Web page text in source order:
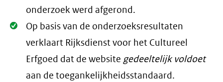
onderzoek werd afgerond.
Oké.
Op basis van de onderzoeksresultaten
verklaart Rijksdienst voor het Cultureel
Erfgoed dat de websitegedeeltelijk voldoet
aan de toegankelijkheidsstandaard.